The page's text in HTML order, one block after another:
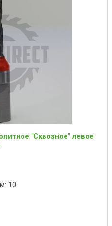
"Сквозное" левое
10